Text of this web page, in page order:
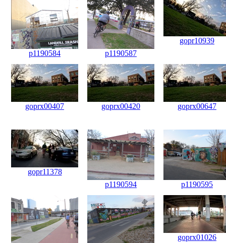
p1190584 p1190587
gopr10939
goprx00407 goprx00420 goprx00647
gopr11378
p1190594
p1190595
goprx01026